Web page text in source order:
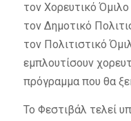
τον Χορευτικό
τον Δημοτικό
τον Πολιτιστικό
εμπλουτίσουν
πρόγραμμα που θα
Το Φεστιβάλ τελεί